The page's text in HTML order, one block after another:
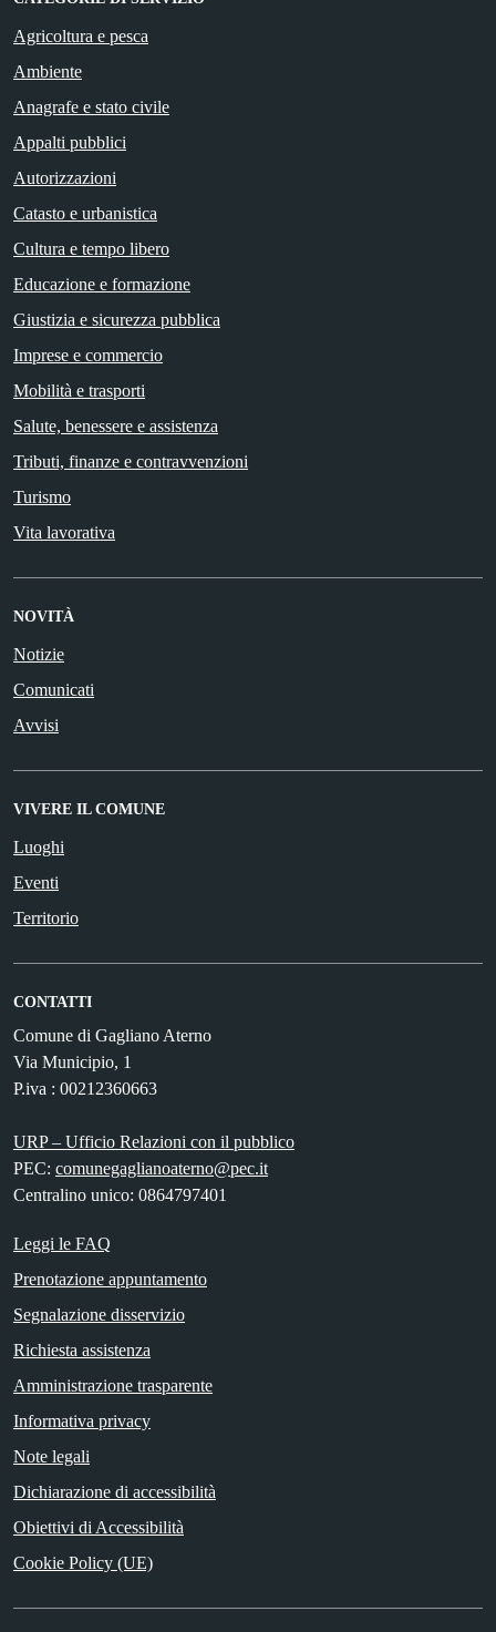
Agricoltura e pesca
Ambiente
Anagrafe e stato civile
Appalti pubblici
Autorizzazioni
Catasto e urbanistica
Cultura e tempo libero
Educazione e formazione
Giustizia e sicurezza pubblica
Imprese e commercio
Mobilità e trasporti
Salute, benessere e assistenza
Tributi, finanze e contravvenzioni
Turismo
Vita lavorativa
NOVITÀ
Notizie
Comunicati
Avvisi
VIVERE IL COMUNE
Luoghi
Eventi
Territorio
CONTATTI
Comune di Gagliano Aterno
Via Municipio, 1
P.iva : 00212360663
URP – Ufficio Relazioni con il pubblico
PEC: comunegaglianoaterno@pec.it
Centralino unico: 0864797401
Leggi le FAQ
Prenotazione appuntamento
Segnalazione disservizio
Richiesta assistenza
Amministrazione trasparente
Informativa privacy
Note legali
Dichiarazione di accessibilità
Obiettivi di Accessibilità
Cookie Policy (UE)